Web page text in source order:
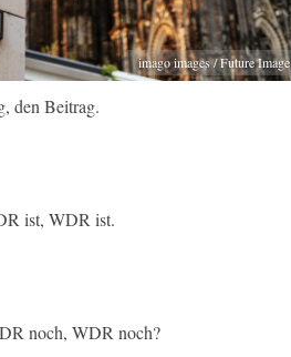
imago images / Future Image
den Beitrag.
ist, WDR ist.
noch, WDR noch?